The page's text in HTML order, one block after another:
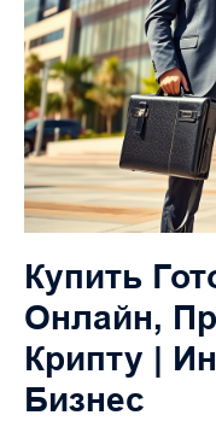
Купить
Онлайн,
Крипту |
Бизнес